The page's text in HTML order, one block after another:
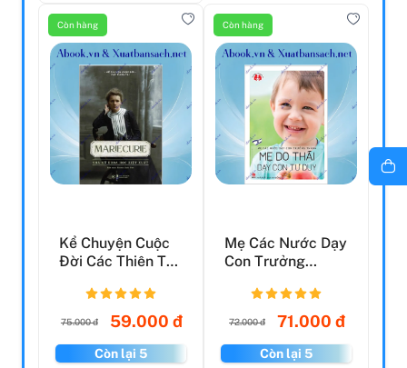
Còn hàng
Kể Chuyện Cuộc
Đời Các Thiên Tài:
75.000 đ 59.000 đ
Còn lại 5
Còn hàng
Mẹ Các Nước Dạy
Con Trưởng
Thái Dạy ...
72.000 đ 71.000 đ
Còn lại 5